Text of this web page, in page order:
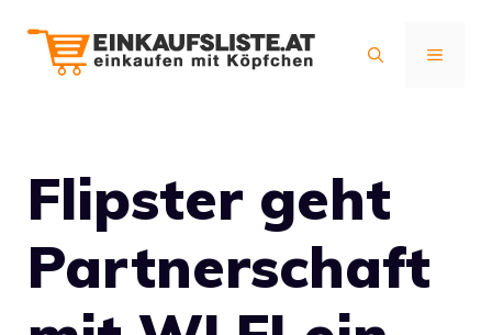
Inhalt
MENÜ
Flipster geht
Partnerschaft